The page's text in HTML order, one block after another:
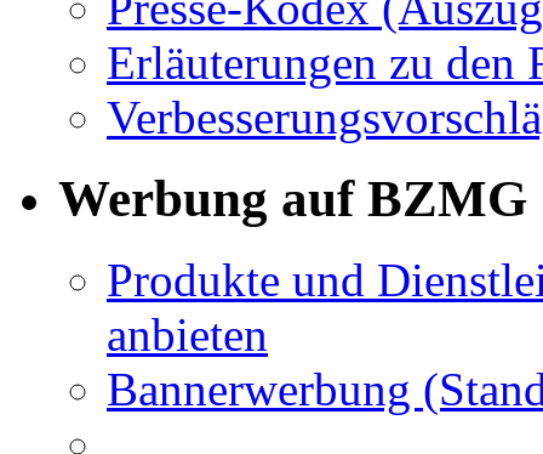
Erläuterungen zu den
Werbung auf BZMG
Produkte und
anbieten
Bannerwerbung